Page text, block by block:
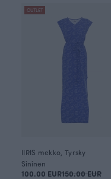
OUTLET
IIRIS mekko, Tyrsky
Sininen
100.00 EUR150.00 EUR